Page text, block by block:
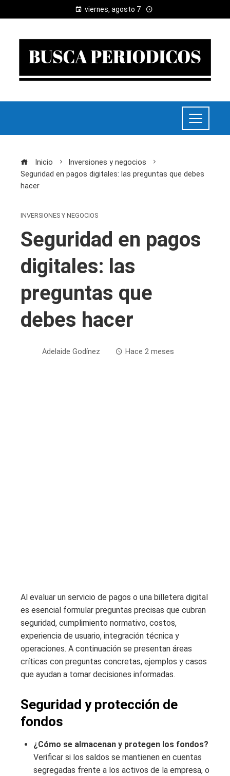
viernes, agosto 7
Inicio
Inversiones y negocios
Seguridad en pagos digitales: las preguntas que debes
hacer
INVERSIONES Y NEGOCIOS
Seguridad en pagos
digitales: las
preguntas que
debes hacer
Adelaide Godínez Hace 2 meses
Al evaluar un servicio de pagos o una billetera digital
es esencial formular preguntas precisas que cubran
seguridad, cumplimiento normativo, costos,
experiencia de usuario, integración técnica y
operaciones. A continuación se presentan áreas
críticas con preguntas concretas, ejemplos y casos
que ayudan a tomar decisiones informadas.
Seguridad y protección de
fondos
¿Cómo se almacenan y protegen los fondos?
Verificar si los saldos se mantienen en cuentas
segregadas frente a los activos de la empresa, o